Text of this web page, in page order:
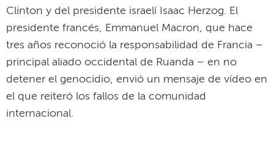
Clinton y del presidente israelí Isaac Herzog. El
presidente francés, Emmanuel Macron, que hace
tres años reconoció la responsabilidad de Francia –
principal aliado occidental de Ruanda – en no
detener el genocidio, envió un mensaje de vídeo en
el que reiteró los fallos de la comunidad
internacional.